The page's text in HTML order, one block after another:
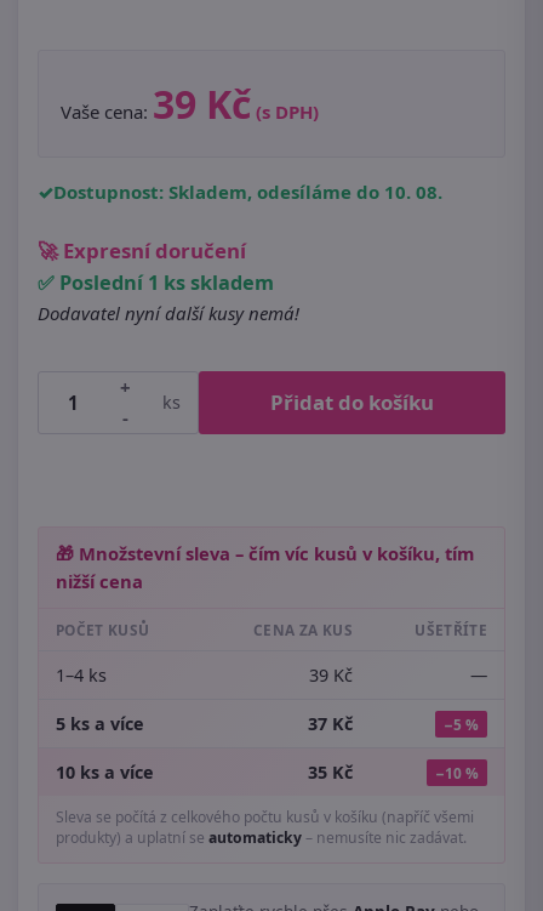
Vaše cena: 39 Kč (s DPH)
Dostupnost: Skladem, odesíláme do 10. 08.
🚀 Expresní doručení
✅ Poslední 1 ks skladem
Dodavatel nyní další kusy nemá!
+
-
ks Přidat do košíku
🎁 Množstevní sleva – čím víc kusů v košíku, tím
nižší cena
POČET KUSŮ CENA ZA KUS UŠETŘÍTE
1–4 ks 39 Kč —
5 ks a více 37 Kč −5 %
10 ks a více 35 Kč −10 %
Sleva se počítá z celkového počtu kusů v košíku (napříč všemi
produkty) a uplatní se automaticky– nemusíte nic zadávat.